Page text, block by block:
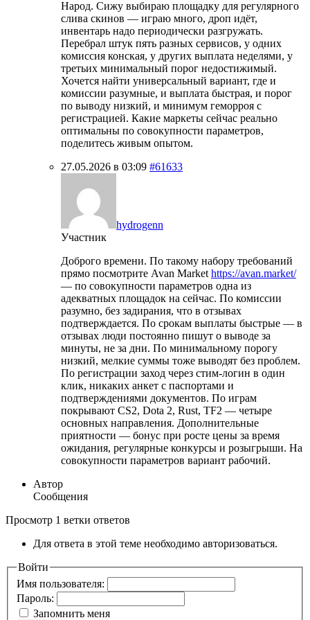
Народ. Сижу выбираю площадку для регулярного
слива скинов — играю много, дроп идёт,
инвентарь надо периодически разгружать.
Перебрал штук пять разных сервисов, у одних
комиссия конская, у других выплата неделями, у
третьих минимальный порог недостижимый.
Хочется найти универсальный вариант, где и
комиссии разумные, и выплата быстрая, и порог
по выводу низкий, и минимум геморроя с
регистрацией. Какие маркеты сейчас реально
оптимальны по совокупности параметров,
поделитесь живым опытом.
27.05.2026 в 03:09 #61633
hydrogenn
Участник
Доброго времени. По такому набору требований
прямо посмотрите Avan Market https://avan.market/
— по совокупности параметров одна из
адекватных площадок на сейчас. По комиссии
разумно, без задирания, что в отзывах
подтверждается. По срокам выплаты быстрые — в
отзывах люди постоянно пишут о выводе за
минуты, не за дни. По минимальному порогу
низкий, мелкие суммы тоже выводят без проблем.
По регистрации заход через стим-логин в один
клик, никаких анкет с паспортами и
подтверждениями документов. По играм
покрывают CS2, Dota 2, Rust, TF2 — четыре
основных направления. Дополнительные
приятности — бонус при росте цены за время
ожидания, регулярные конкурсы и розыгрыши. На
совокупности параметров вариант рабочий.
Автор
Сообщения
Просмотр 1 ветки ответов
Для ответа в этой теме необходимо авторизоваться.
Войти
Имя пользователя:
Пароль:
Запомнить меня